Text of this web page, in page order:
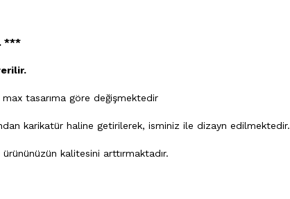
***
tasarıma göre değişmektedir
karikatür haline getirilerek, isminiz ile dizayn edilmektedir.
kalitesini arttırmaktadır.